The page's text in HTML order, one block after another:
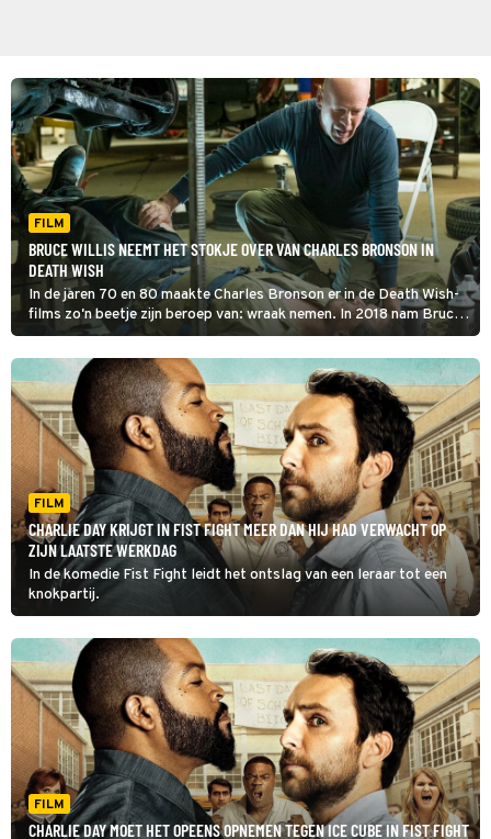
FILM
BRUCE WILLIS NEEMT HET STOKJE OVER VAN CHARLES BRONSON IN
DEATH WISH
In de jaren 70 en 80 maakte Charles Bronson er in de Death Wish-
films zo'n beetje zijn beroep van: wraak nemen. In 2018 nam Bruce
Willis in deze remake van de cultklassieker het stokje over.
FILM
CHARLIE DAY KRIJGT IN FIST FIGHT MEER DAN HIJ HAD VERWACHT OP
ZIJN LAATSTE WERKDAG
In de komedie Fist Fight leidt het ontslag van een leraar tot een
knokpartij.
FILM
CHARLIE DAY MOET HET OPEENS OPNEMEN TEGEN ICE CUBE IN FIST FIGHT